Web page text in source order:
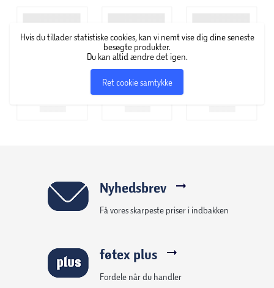
Hvis du tillader statistiske cookies, kan vi nemt vise dig dine seneste
besøgte produkter.
Du kan altid ændre det igen.
Ret cookie samtykke
Nyhedsbrev
Få vores skarpeste priser i indbakken
føtex plus
Fordele når du handler